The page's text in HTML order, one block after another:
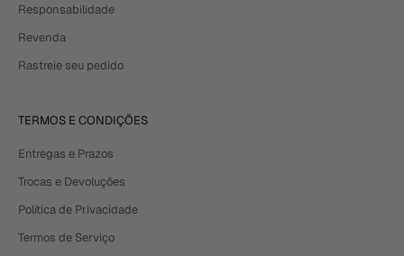
Responsabilidade
Revenda
Rastreie seu pedido
TERMOS E CONDIÇÕES
Entregas e Prazos
Trocas e Devoluções
Política de Privacidade
Termos de Serviço